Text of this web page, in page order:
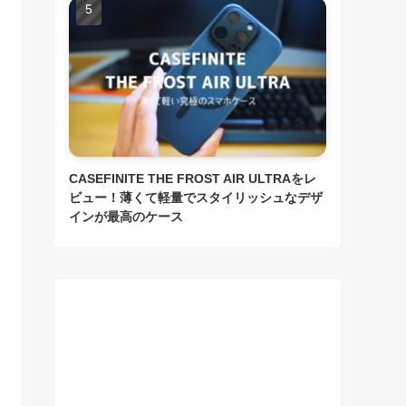
CASEFINITE THE FROST AIR ULTRAをレ
ビュー！薄くて軽量でスタイリッシュなデザ
インが最高のケース